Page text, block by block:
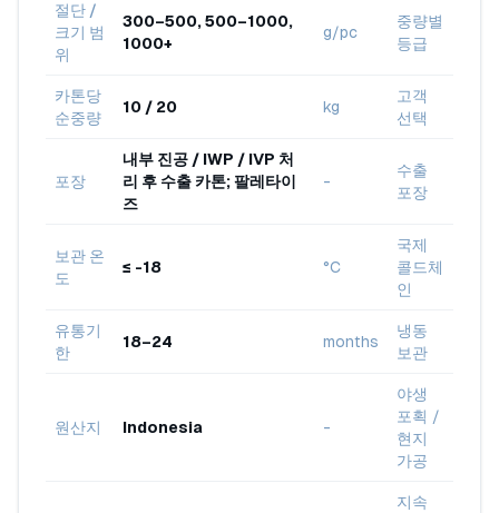
절단 /
크기 범
위
300–500, 500–1000,
1000+
g/pc
중량별
등급
카톤당
순중량
10 / 20 kg
고객
선택
포장
내부 진공 / IWP / IVP 처
리 후 수출 카톤; 팔레타이
즈
-
수출
포장
보관 온
도
≤ -18 °C
국제
콜드체
인
유통기
한
18–24 months
냉동
보관
원산지 Indonesia -
야생
포획 /
현지
가공
지속